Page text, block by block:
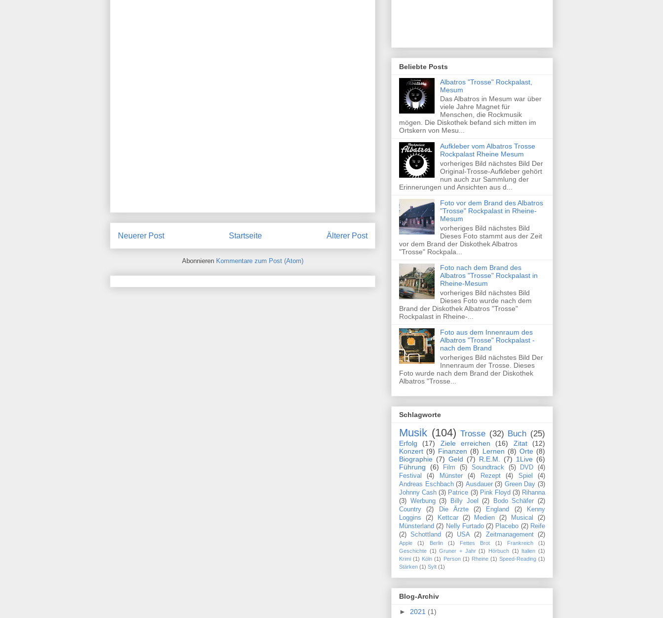
Neuerer Post Älterer Post
Startseite
Abonnieren Kommentare zum Post (Atom)
Beliebte Posts
Albatros "Trosse" Rockpalast,
Mesum
Das Albatros in Mesum war über
viele Jahre Magnet für
Menschen, die Rockmusik
mögen. Die Diskothek befand sich mitten im
Ortskern von Mesu...
Aufkleber vom Albatros Trosse
Rockpalast Rheine Mesum
vorheriges Bild nächstes Bild Der
Original-Trosse-Aufkleber gehört
nun auch zur Sammlung der
Erinnerungen und Ansichten aus d...
Foto vor dem Brand des Albatros
"Trosse" Rockpalast in Rheine-
Mesum
vorheriges Bild nächstes Bild
Dieses Foto stammt aus der Zeit
vor dem Brand der Diskothek Albatros
"Trosse" Rockpala...
Foto nach dem Brand des
Albatros "Trosse" Rockpalast in
Rheine-Mesum
vorheriges Bild nächstes Bild
Dieses Foto wurde nach dem
Brand der Diskothek Albatros "Trosse"
Rockpalast in Rheine-...
Foto aus dem Innenraum des
Albatros "Trosse" Rockpalast -
nach dem Brand
vorheriges Bild nächstes Bild Der
Innenraum der Trosse. Dieses
Foto wurde nach dem Brand der Diskothek
Albatros "Trosse...
Schlagworte
Musik (104) Trosse (32) Buch (25)
Erfolg (17) Ziele erreichen (16) Zitat
(12)
Konzert (9) Finanzen (8) Lernen (8) Orte (8)
Biographie (7) Geld (7) R.E.M. (7) 1Live (6)
Führung
(6) Film (5) Soundtrack (5) DVD
(4)
Festival
(4) Münster (4) Rezept (4) Spiel
(4)
Andreas Eschbach (3) Ausdauer (3) Green Day (3)
Johnny Cash (3) Patrice (3) Pink Floyd (3) Rihanna
(3) Werbung (3) Billy Joel (2) Bodo Schäfer (2)
Country
(2) Die Ärzte (2) England (2)
Kenny
Loggins
(2) Kettcar (2) Medien (2) Musical
(2)
Münsterland (2) Nelly Furtado (2) Placebo (2) Reife
(2) Schottland (2) USA (2) Zeitmanagement (2)
Apple (1) Berlin (1) Fettes Brot (1) Frankreich
(1)
Geschichte (1) Gruner + Jahr (1) Hörbuch (1) Italien (1)
Krimi (1) Köln (1) Person (1) Rheine (1) Speed-Reading (1)
Stärken (1) Sylt (1)
Blog-Archiv
► 2021 (1)